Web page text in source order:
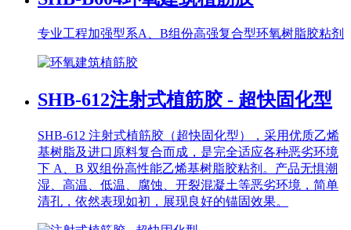
专业工程加强型系A、B组份高强复合型环氧树脂胶粘剂
SHB-612注射式植筋胶 - 超快固化型
SHB-612 注射式植筋胶（超快固化型），采用优质乙烯
基树脂及进口原料复合而成，是完全适应各种恶劣环境
下 A、B 双组份高性能乙烯基树脂胶粘剂。产品无惧潮
湿、高温、低温、腐蚀、开裂混凝土等恶劣环境，简单
清孔，依然表现如初，展现良好的锚固效果。